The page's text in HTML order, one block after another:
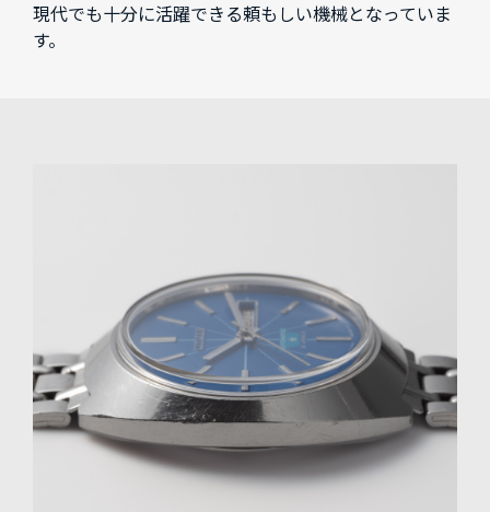
現代でも十分に活躍できる頼もしい機械となっていま
す。